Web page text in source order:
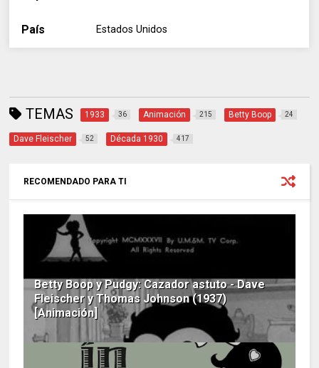
País Estados Unidos
TEMAS 1933 36 Animación 215 Betty Boop 24
Dave Fleischer 52 Década 1930 417
RECOMENDADO PARA TI
Betty Boop y Pudgy: Cazador astuto - Dave
Fleischer y Thomas Johnson (1937)
[Animación]